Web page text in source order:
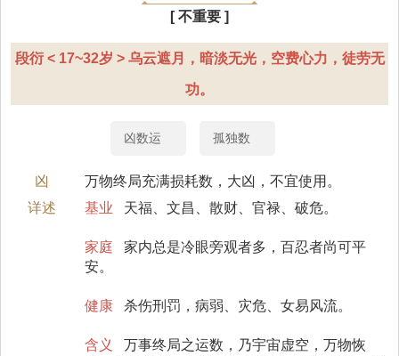
[ 不重要 ]
段衍 < 17~32岁 > 乌云遮月，暗淡无光，空费心力，徒劳无
功。
凶数运 孤独数
凶
万物终局充满损耗数，大凶，不宜使用。
详述
基业 天福、文昌、散财、官禄、破危。
家庭
家内总是冷眼旁观者多，百忍者尚可平
安。
健康 杀伤刑罚，病弱、灾危、女易风流。
含义
万事终局之运数，乃宇宙虚空，万物恢